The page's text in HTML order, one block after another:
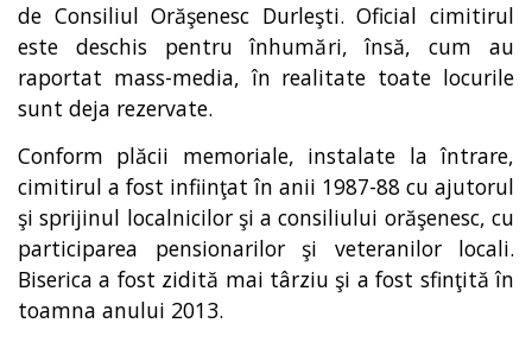
de Consiliul Orăşenesc Durleşti. Oficial cimitirul
este deschis pentru înhumări, însă, cum au
raportat mass-media, în realitate toate locurile
sunt deja rezervate.
Conform plăcii memoriale, instalate la întrare,
cimitirul a fost infiinţat în anii 1987-88 cu ajutorul
şi sprijinul localnicilor şi a consiliului orăşenesc, cu
participarea pensionarilor şi veteranilor locali.
Biserica a fost zidită mai târziu şi a fost sfinţită în
toamna anului 2013.